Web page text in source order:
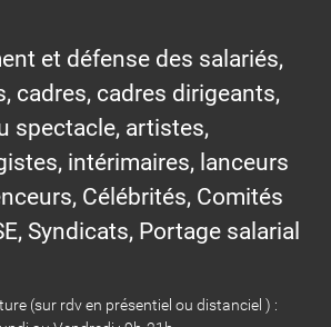
et défense des salariés,
cadres, cadres dirigeants,
spectacle, artistes,
intérimaires, lanceurs
Célébrités, Comités
Syndicats, Portage salarial
(sur rdv en présentiel ou distanciel ) :